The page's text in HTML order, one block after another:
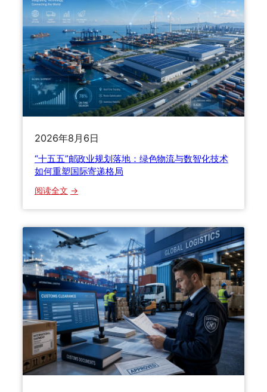
2026年8月6日
“十五五”邮政业规划落地：绿色物流与数智化技术
如何重塑国际寄递格局
阅读全文 ：
五
五
”
邮
政
业
规
划
落
地
：